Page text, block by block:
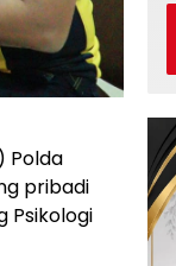
Polda
pribadi
Psikologi